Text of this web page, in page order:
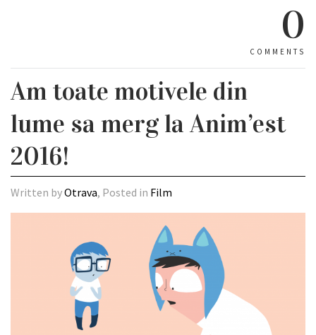
0
COMMENTS
Am toate motivele din
lume sa merg la Anim’est
2016!
Written byOtrava, Posted in Film